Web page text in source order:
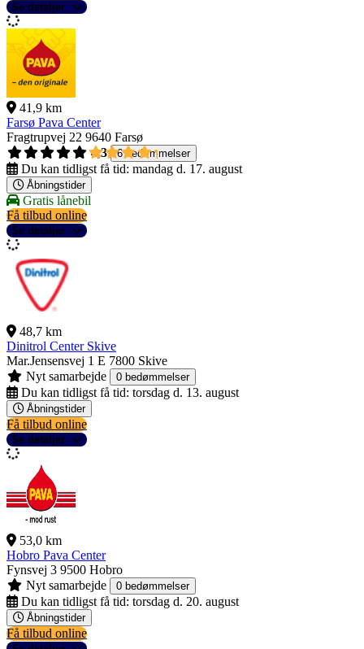
Se detaljer
41,9 km
Farsø Pava Center
Fragtrupvej 22 9640 Farsø
4,3
6 bedømmelser
Du kan tidligst få tid: mandag d. 17. august
Åbningstider
Gratis lånebil
Få tilbud online
Se detaljer
48,7 km
Dinitrol Center Skive
Mar.Jensensvej 1 E 7800 Skive
Nyt samarbejde
0 bedømmelser
Du kan tidligst få tid: torsdag d. 13. august
Åbningstider
Få tilbud online
Se detaljer
53,0 km
Hobro Pava Center
Fynsvej 3 9500 Hobro
Nyt samarbejde
0 bedømmelser
Du kan tidligst få tid: torsdag d. 20. august
Åbningstider
Få tilbud online